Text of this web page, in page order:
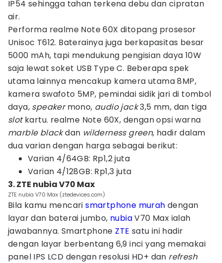
IP54 sehingga tahan terkena debu dan cipratan
air.
Performa realme Note 60X ditopang prosesor
Unisoc T612. Baterainya juga berkapasitas besar
5000 mAh, tapi mendukung pengisian daya 10W
saja lewat soket USB Type C. Beberapa spek
utama lainnya mencakup kamera utama 8MP,
kamera swafoto 5MP, pemindai sidik jari di tombol
daya, speakermono, audio jack3,5 mm, dan tiga
slotkartu. realme Note 60X, dengan opsi warna
marble blackdan wilderness green, hadir dalam
dua varian dengan harga sebagai berikut:
Varian 4/64GB: Rp1,2 juta
Varian 4/128GB: Rp1,3 juta
3. ZTE nubia V70 Max
ZTE nubia V70 Max (ztedevices.com)
Bila kamu mencarismartphone murah dengan
layar dan baterai jumbo, nubiaV70 Max ialah
jawabannya. Smartphone ZTE satu ini hadir
dengan layar berbentang 6,9 inci yang memakai
panel IPS LCD dengan resolusi HD+ dan refresh